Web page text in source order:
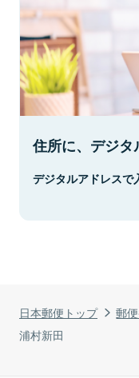
日本郵便トップ 郵
浦村新田
住所に、デジタ
デジタルアドレスで